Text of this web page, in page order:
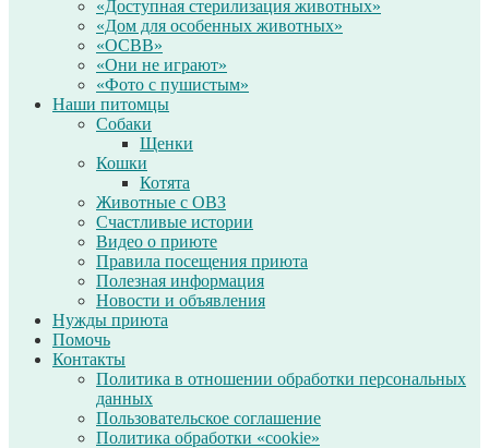
«Доступная стерилизация животных»
«Дом для особенных животных»
«ОСВВ»
«Они не играют»
«Фото с пушистым»
Наши питомцы
Собаки
Щенки
Кошки
Котята
Животные с ОВЗ
Счастливые истории
Видео о приюте
Правила посещения приюта
Полезная информация
Новости и объявления
Нужды приюта
Помочь
Контакты
Политика в отношении обработки персональных
данных
Пользовательское соглашение
Политика обработки «cookie»